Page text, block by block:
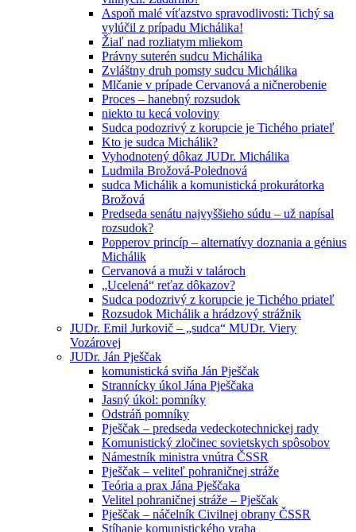
Aspoň malé víťazstvo spravodlivosti: Tichý sa
vylúčil z prípadu Michálika!
Žiaľ nad rozliatym mliekom
Právny suterén sudcu Michálika
Zvláštny druh pomsty sudcu Michálika
Mlčanie v prípade Cervanová a ničnerobenie
Proces – hanebný rozsudok
niekto tu kecá voloviny
Sudca podozrivý z korupcie je Tichého priateľ
Kto je sudca Michálik?
Vyhodnotený dôkaz JUDr. Michálika
Ludmila Brožová-Polednová
sudca Michálik a komunistická prokurátorka
Brožová
Predseda senátu najvyššieho súdu – už napísal
rozsudok?
Popperov princíp – alternatívy doznania a génius
Michálik
Cervanová a muži v talároch
„Ucelená“ reťaz dôkazov?
Sudca podozrivý z korupcie je Tichého priateľ
Rozsudok Michálik a hrádzový strážnik
JUDr. Emil Jurkovič – „sudca“ MUDr. Viery
Vozárovej
JUDr. Ján Pješčak
komunistická sviňa Ján Pješčak
Strannícky úkol Jána Pješčaka
Jasný úkol: pomníky
Odstráň pomníky
Pješčak – predseda vedeckotechnickej rady
Komunistický zločinec sovietskych spôsobov
Námestník ministra vnútra ČSSR
Pješčak – veliteľ pohraničnej stráže
Teória a prax Jána Pješčaka
Velitel pohraničnej stráže – Pješčak
Pješčak – náčelník Civilnej obrany ČSSR
Stíhanie komunistického vraha